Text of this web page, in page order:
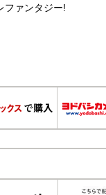
ファンタジー!